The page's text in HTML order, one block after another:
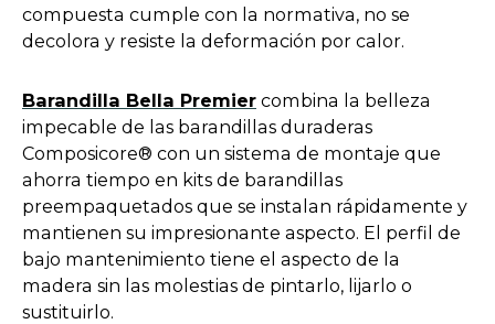
i
n
n
e
w
t
a
b
compuesta cumple con la normativa, no se
decolora y resiste la deformación por calor.
Barandilla Bella Premiero
p
e
n
s
i
n
a
combina la belleza
impecable de las barandillas duraderas
Composicore® con un sistema de montaje que
ahorra tiempo en kits de barandillas
preempaquetados que se instalan rápidamente y
mantienen su impresionante aspecto. El perfil de
bajo mantenimiento tiene el aspecto de la
madera sin las molestias de pintarlo, lijarlo o
sustituirlo.